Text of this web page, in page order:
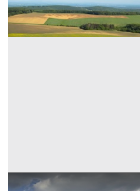
Codice asta:AW5801246388
Asta chiusa
Asta Abitazione di tipo